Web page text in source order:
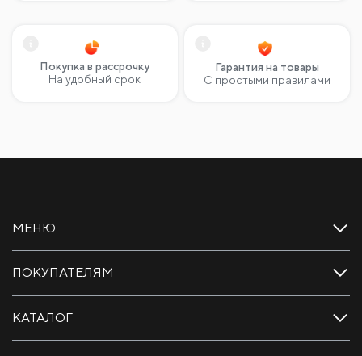
Покупка в рассрочку
На удобный срок
Гарантия на товары
С простыми правилами
КАТАЛОГ
ПОКУПАТЕЛЯМ
МЕНЮ